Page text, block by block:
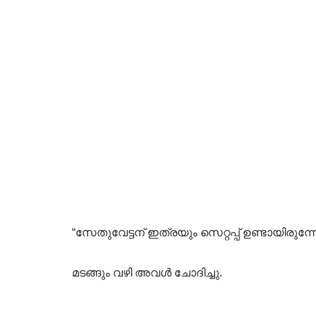
“സേതുവേട്ടന് ഇത്രയും സെറ്റപ്പ്
മടങ്ങും വഴി അവൾ ചോദിച്ചു.